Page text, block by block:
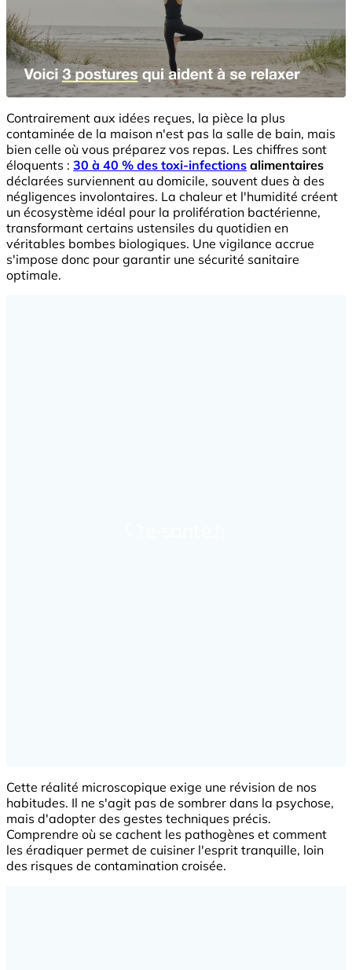
Contrairement aux idées reçues, la pièce la plus
contaminée de la maison n'est pas la salle de bain, mais
bien celle où vous préparez vos repas. Les chiffres sont
éloquents : 30 à 40 % des toxi-infections alimentaires
déclarées surviennent au domicile, souvent dues à des
négligences involontaires. La chaleur et l'humidité créent
un écosystème idéal pour la prolifération bactérienne,
transformant certains ustensiles du quotidien en
véritables bombes biologiques. Une vigilance accrue
s'impose donc pour garantir une sécurité sanitaire
optimale.
Cette réalité microscopique exige une révision de nos
habitudes. Il ne s'agit pas de sombrer dans la psychose,
mais d'adopter des gestes techniques précis.
Comprendre où se cachent les pathogènes et comment
les éradiquer permet de cuisiner l'esprit tranquille, loin
des risques de contamination croisée.